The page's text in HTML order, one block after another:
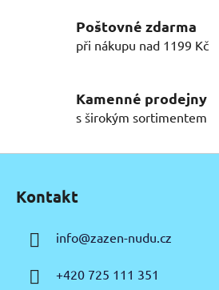
í
p
k
y
ý
Poštovné zdarma
při nákupu nad 1199 Kč
Kamenné prodejny
s širokým sortimentem
Kontakt
info@zazen-nudu.cz
+420 725 111 351